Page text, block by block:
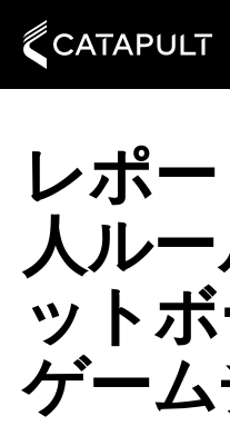
レポ
人ル
ット
ゲー